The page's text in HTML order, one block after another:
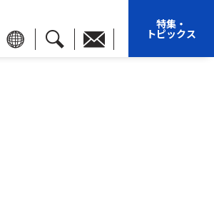
特集・
トピックス